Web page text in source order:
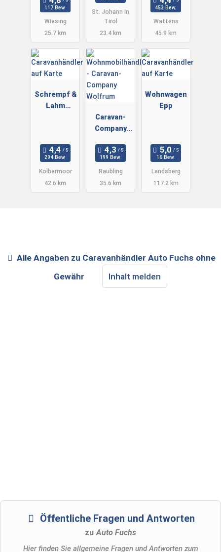
117 Bew.
Wiesing
25.7 km
St. Johann in
Tirol
23.4 km
453 Bew.
Wattens
45.9 km
Schrempf &
Lahm
294 Bew.
Kolbermoor
42.6 km
Caravan-
Company
199 Bew.
Raubling
35.6 km
Wohnwagen
Epp
16 Bew.
Landsberg
117.2 km
Alle Angaben zu Caravanhändler Auto Fuchs ohne
Gewähr
Inhalt melden
Öffentliche Fragen und Antworten
zu Auto Fuchs
Hier finden Sie allgemeine Fragen und Antworten zum